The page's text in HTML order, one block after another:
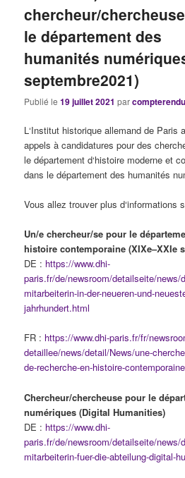
chercheur/
le département des
humanités
septembre2021)
Publié le19 juillet 2021 par
L‘Institut historique allemand de Paris
appels à candidatures pour des
le département d‘histoire moderne et
dans le département des humanités
Vous allez trouver plus d‘informations
Un/e chercheur/se pour le
histoire contemporaine (XIXe–XXIe
DE : https://www.dhi-
paris.fr/de/newsroom/detailseite/
mitarbeiterin-in-der-neueren-und-
jahrhundert.html
FR : https://www.dhi-paris.fr/fr/
detaillee/news/detail/News/une-
de-recherche-en-histoire-
Chercheur/chercheuse pour le
numériques (Digital Humanities)
DE : https://www.dhi-
paris.fr/de/newsroom/detailseite/
mitarbeiterin-fuer-die-abteilung-digital-